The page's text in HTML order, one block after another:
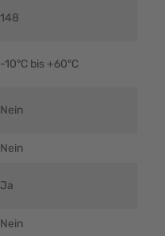
148
-10°C bis +60°C
Nein
Nein
Ja
Nein